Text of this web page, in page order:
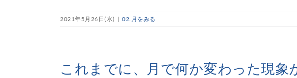
2021年5月26日(水) | 02.月をみる
これまでに、月で何か変わった現象